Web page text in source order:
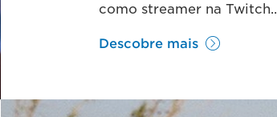
como streamer na Twitch..
Descobre mais